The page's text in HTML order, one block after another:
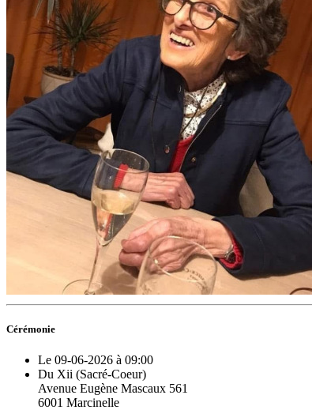
Cérémonie
Le 09-06-2026 à 09:00
Du Xii (Sacré-Coeur)
Avenue Eugène Mascaux 561
6001 Marcinelle